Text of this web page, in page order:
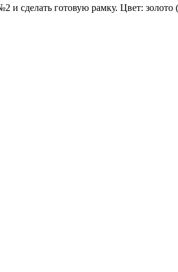
и сделать готовую рамку. Цвет: золото